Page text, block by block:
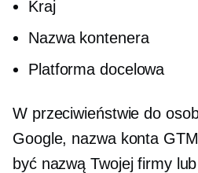
Kraj
Nazwa kontenera
Platforma docelowa
W przeciwieństwie do
Google, nazwa konta
być nazwą Twojej firmy